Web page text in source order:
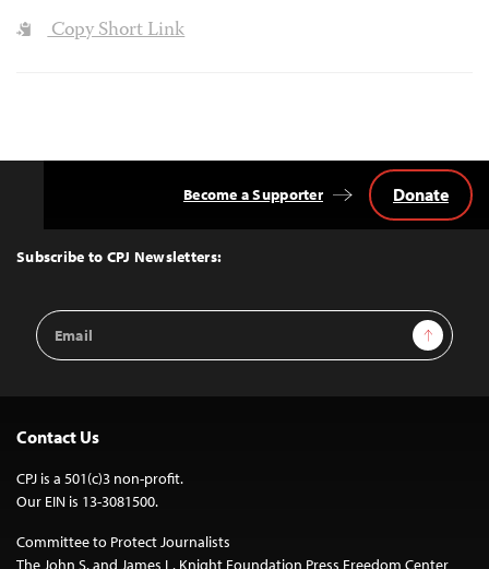
Copy Short Link
Top
Subscribe to CPJ Newsletters:
Email
Address
Sign Up
Become a Supporter Donate
Contact Us
CPJ is a 501(c)3 non-profit.
Our EIN is 13-3081500.
Committee to Protect Journalists
The John S. and James L. Knight Foundation Press Freedom Center